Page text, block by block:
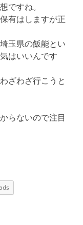
ですね。
有はしますが正
玉県の飯能とい
はいいんです
ざわざ行こうと
らないので注目